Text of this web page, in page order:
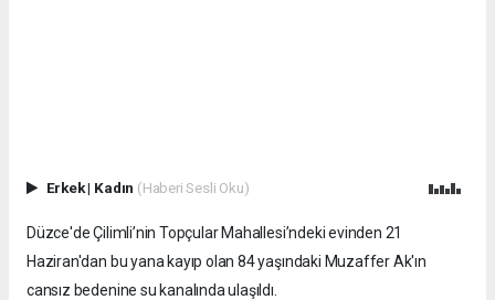
Erkek| Kadın (Haberi Sesli Oku)
Düzce'de Çilimli’nin Topçular Mahallesi’ndeki evinden 21
Haziran'dan bu yana kayıp olan 84 yaşındaki Muzaffer Ak'ın
cansız bedenine su kanalında ulaşıldı.